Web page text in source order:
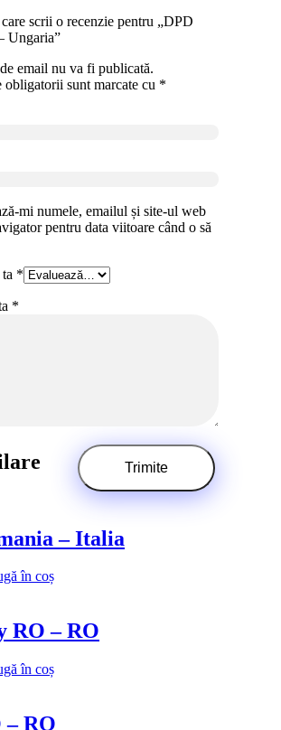
scrii o recenzie pentru „DPD
Ungaria”
email nu va fi publicată.
obligatorii sunt marcate cu *
mi numele, emailul și site-ul web
pentru data viitoare când o să
*
*
– Italia
în coș
RO – RO
în coș
– RO